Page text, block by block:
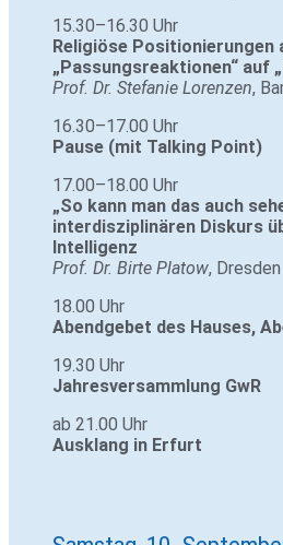
15.30–16.30 Uhr
Reli­giöse
„Pas­sungs­re­ak­tionen“ auf
Prof. Dr. Ste­fanie Lorenzen,
16.30–17.00 Uhr
Pause (mit Tal­king Point)
17.00–18.00 Uhr
„So kann man das auch
inter­dis­zi­pli­nären Dis­kurs
Intel­li­genz
Prof. Dr. Birte Platow, Dresden
18.00 Uhr
Abend­gebet des Hauses,
19.30 Uhr
Jah­res­ver­samm­lung GwR
ab 21.00 Uhr
Aus­klang in Erfurt